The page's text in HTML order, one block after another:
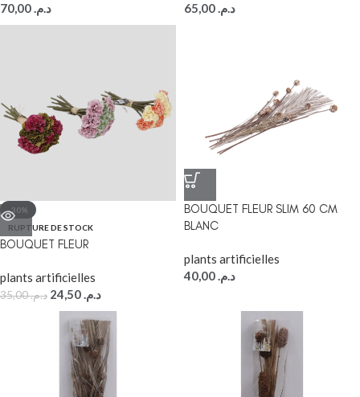
د.م.
د.م.
-30%
RUPTURE DE STOCK
BOUQUET FLEUR
plants artificielles
د.م.35,00 د.م.
BOUQUET FLEUR SLIM 60 CM
BLANC
plants artificielles
د.م.